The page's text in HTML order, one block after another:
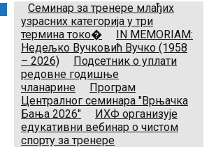
Семинар за тренере млађих
узрасних категорија у три
термина токо�
IN MEMORIAM:
Недељко Вучковић Вучко (1958
– 2026)
Подсетник о уплати
редовне годишње
чланарине
Програм
Централног семинара "Врњачка
Бања 2026"
ИХФ организује
едукативни вебинар о чистом
спорту за тренере